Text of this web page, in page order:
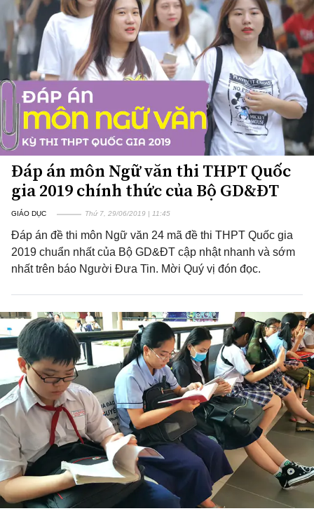
Đáp án môn Ngữ văn thi THPT Quốc
gia 2019 chính thức của Bộ GD&ĐT
GIÁO DỤC Thứ 7, 29/06/2019 | 11:45
Đáp án đề thi môn Ngữ văn 24 mã đề thi THPT Quốc gia
2019 chuẩn nhất của Bộ GD&ĐT cập nhật nhanh và sớm
nhất trên báo Người Đưa Tin. Mời Quý vị đón đọc.